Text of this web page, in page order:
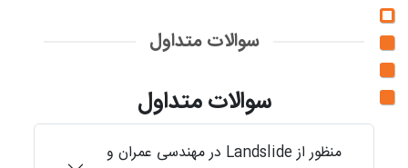
و در آخر مهمترین گزینه: یعنی بهینه سازی پروژه با
4.9/5 - (9 امتیاز)
سوالات متداول
سوالات متداول
منظور از Landslide در مهندسی عمران و